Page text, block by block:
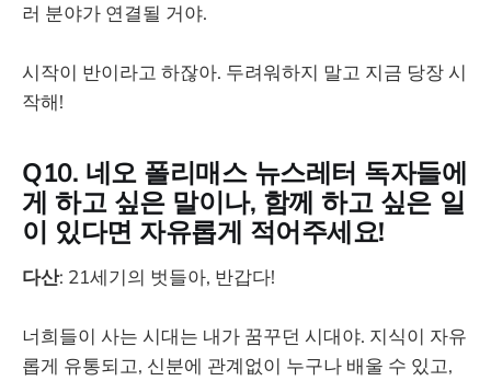
러 분야가 연결될 거야.
시작이 반이라고 하잖아. 두려워하지 말고 지금 당장 시
작해!
Q10. 네오 폴리매스 뉴스레터 독자들에
게 하고 싶은 말이나, 함께 하고 싶은 일
이 있다면 자유롭게 적어주세요!
다산: 21세기의 벗들아, 반갑다!
너희들이 사는 시대는 내가 꿈꾸던 시대야. 지식이 자유
롭게 유통되고, 신분에 관계없이 누구나 배울 수 있고,